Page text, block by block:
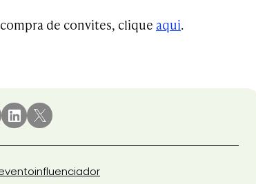
de convites, clique aqui.
influenciador